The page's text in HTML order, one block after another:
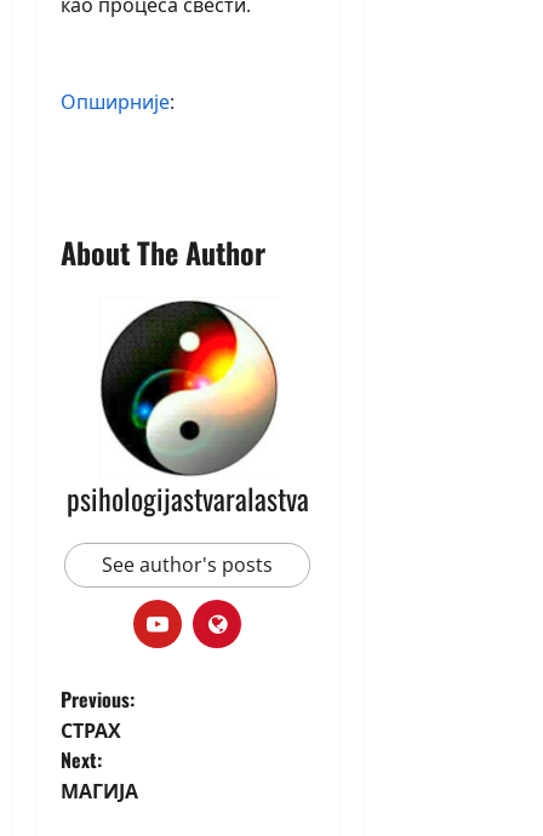
Опширније:
About The Author
psihologijastvaralastva
See author's posts
Previous:
СТРАХ
Next:
МАГИЈА